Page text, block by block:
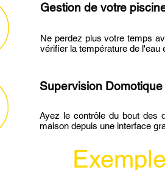
Gestion de votre
Ne perdez plus votre temps
vérifier la température de l'eau
Supervision Domotique
Ayez le contrôle du bout des
maison depuis une interface